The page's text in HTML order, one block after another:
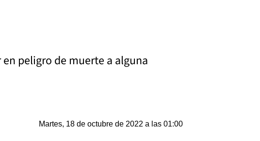
peligro de muerte a alguna
Martes, 18 de octubre de 2022 a las 01:00